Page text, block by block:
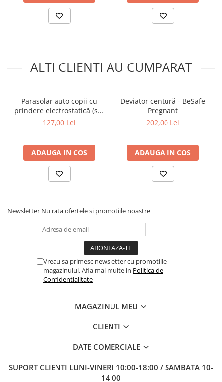
ALTI CLIENTI AU CUMPARAT
Parasolar auto copii cu
prindere electrostatică (set
2 buc)
127,00 Lei
ADAUGA IN COS
Deviator centură - BeSafe
Pregnant
202,00 Lei
ADAUGA IN COS
Newsletter Nu rata ofertele si promotiile noastre
Vreau sa primesc newsletter cu promotiile
magazinului. Afla mai multe in Politica de
Confidentialitate
MAGAZINUL MEU
CLIENTI
DATE COMERCIALE
SUPORT CLIENTI LUNI-VINERI 10:00-18:00 / SAMBATA 10-
14:00